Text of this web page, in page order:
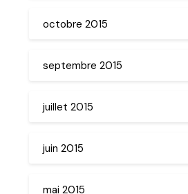
octobre 2015
septembre 2015
juillet 2015
juin 2015
mai 2015